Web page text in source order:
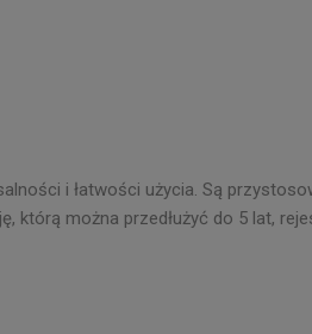
i łatwości użycia. Są
którą można przedłużyć do 5 lat,